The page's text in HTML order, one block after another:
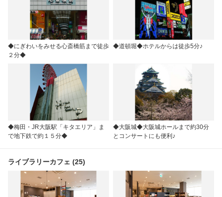
◆にぎわいをみせる心斎橋筋まで徒歩
２分◆
◆道頓堀◆ホテルからは徒歩5分♪
◆梅田・JR大阪駅「キタエリア」ま
で地下鉄で約１５分◆
◆大阪城◆大阪城ホールまで約30分
とコンサートにも便利♪
ライブラリーカフェ (25)